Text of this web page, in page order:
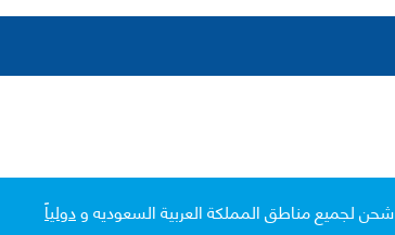
شحن لجميع مناطق المملكة العربية السعوديه ودولياً